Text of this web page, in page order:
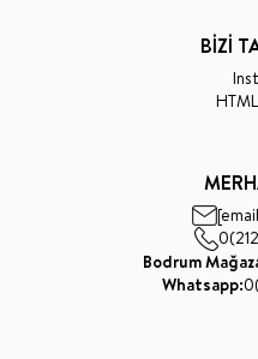
BİZİ
Bodrum
Whatsapp: